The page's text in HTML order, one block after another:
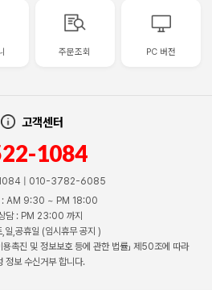
주문조회 PC 버전
고객센터
1084
| 010-3782-6085
: AM 9:30 ~ PM 18:00
담 : PM 23:00 까지
일,공휴일 (임시휴무 공지 )
용촉진 및 정보보호 등에 관한 법률」 제50조에 따라
정보 수신거부 합니다.